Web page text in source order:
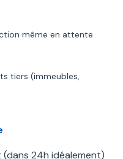
même en attente
tiers (immeubles,
(dans 24h idéalement)